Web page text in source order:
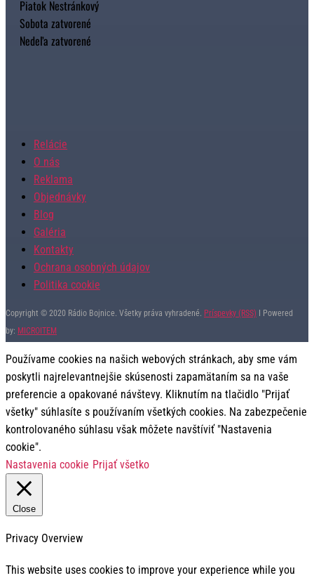
Piatok Nestránkový
Sobota zatvorené
Nedeľa zatvorené
Relácie
O nás
Reklama
Objednávky
Blog
Galéria
Kontakty
Ochrana osobných údajov
Politika cookie
Copyright © 2020 Rádio Bojnice. Všetky práva vyhradené. Príspevky (RSS) I Powered
by: MICROITEM
Používame cookies na našich webových stránkach, aby sme vám
poskytli najrelevantnejšie skúsenosti zapamätaním sa na vaše
preferencie a opakované návštevy. Kliknutím na tlačidlo "Prijať
všetky" súhlasíte s používaním všetkých cookies. Na zabezpečenie
kontrolovaného súhlasu však môžete navštíviť "Nastavenia
cookie".
Nastavenia cookie Prijať všetko
Close
Privacy Overview
This website uses cookies to improve your experience while you